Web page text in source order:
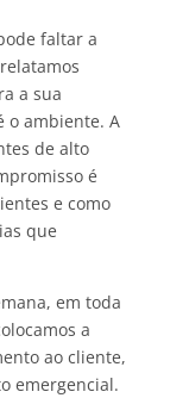
faltar a
a sua
o ambiente. A
de alto
é
e como
que
em toda
a
ao cliente,
emergencial.